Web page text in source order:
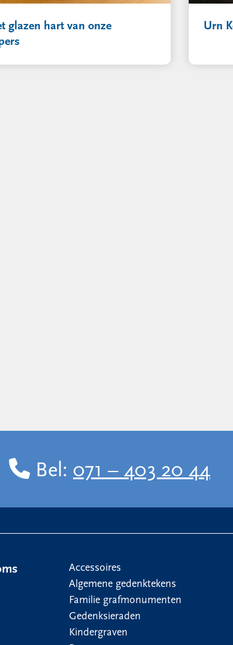
glazen hart van onze
Urn
Bel: 071 – 403 20 44
Accessoires
Algemene gedenktekens
Familie grafmonumenten
Gedenksieraden
Kindergraven